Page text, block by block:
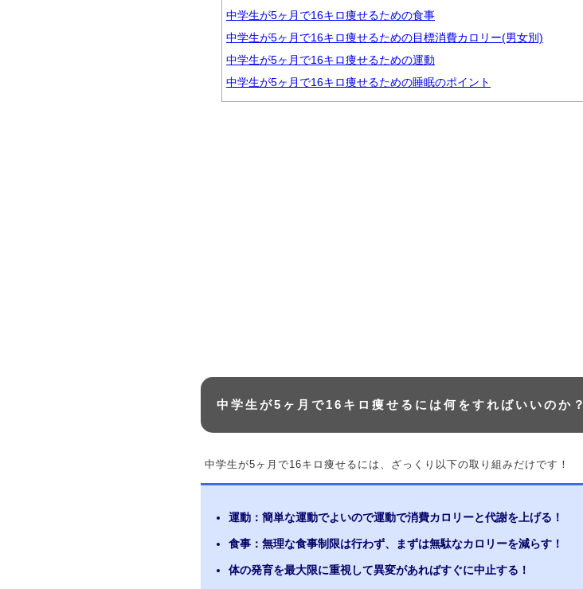
中学生が5ヶ月で16キロ痩せるための食事
中学生が5ヶ月で16キロ痩せるための目標消費カロリー(男女別)
中学生が5ヶ月で16キロ痩せるための運動
中学生が5ヶ月で16キロ痩せるための睡眠のポイント
中学生が5ヶ月で16キロ痩せるには何をすればいいのか？
中学生が5ヶ月で16キロ痩せるには、ざっくり以下の取り組みだけです！
運動：簡単な運動でよいので運動で消費カロリーと代謝を上げる！
食事：無理な食事制限は行わず、まずは無駄なカロリーを減らす！
体の発育を最大限に重視して異変があればすぐに中止する！